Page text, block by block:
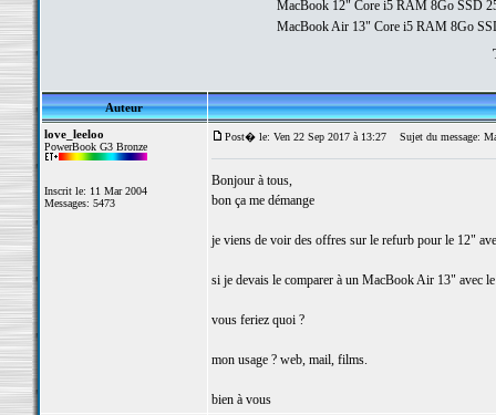
MacBook 12" Core i5 RAM 8Go SSD
MacBook Air 13" Core i5 RAM 8Go
Auteur
love_leeloo
PowerBook G3 Bronze
Inscrit le: 11 Mar 2004
Messages: 5473
Post� le: Ven 22 Sep 2017 à 13:27 Sujet du message:
Bonjour à tous,
bon ça me démange
je viens de voir des offres sur le refurb pour le 12"
si je devais le comparer à un MacBook Air 13" avec
vous feriez quoi ?
mon usage ? web, mail, films.
bien à vous